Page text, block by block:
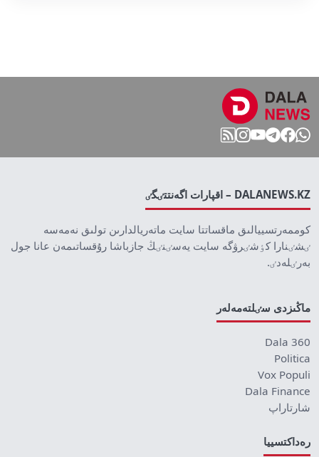
DALANEWS.KZ – اقپارات اگەنتتٸگٸ
كوممەرتسييالىق ماقساتتا سايت ماتەريالدارىن تولىق نەمەسە
ٸشٸنارا كٶشٸرۋگە سايت يەسٸنٸڭ جازباشا رۇقساتىمەن عانا جول
بەرٸلەدٸ.
ماڭىزدى سٸلتەمەلەر
Dala 360
Politica
Vox Populi
Dala Finance
شارتاراپ
رەداكتسييا